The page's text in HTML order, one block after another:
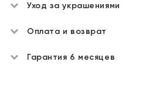
Уход за украшениями
Оплата и возврат
Гарантия 6 месяцев